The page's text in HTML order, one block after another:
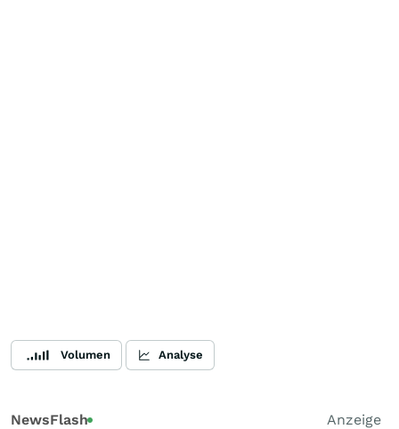
Volumen Analyse
NewsFlash
Anzeige